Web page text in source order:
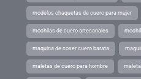
modelos chaquetas de cuero para mujer
mochilas de cuero artesanales
maquina de coser cuero barata
maletas de cuero para hombre